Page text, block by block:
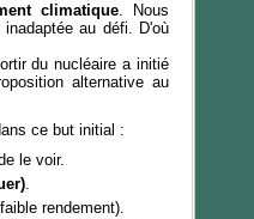
climatique. Nous
au défi. D'où
du nucléaire a initié
alternative au
ce but initial :
le voir.
.
rendement).